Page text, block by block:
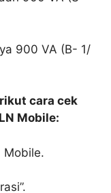
900 VA (B- 1/
cara cek
Mobile:
Mobile.